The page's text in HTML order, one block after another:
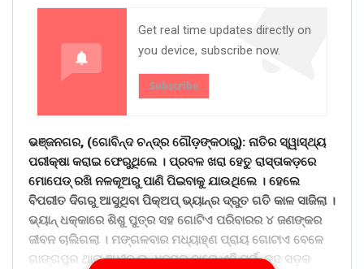
Get real time updates directly on
you device, subscribe now.
Subscribe
ଭଞ୍ଜନଗର, (ଗୋବିନ୍ଦ ଚନ୍ଦ୍ର ଗୌଡ଼ଙ୍କଠାରୁ): ନାତିର ସ୍ୱାସ୍ଥ୍ୟ
ପରୀକ୍ଷା କରାଇ ଫେରୁଥିଲେ । ପ୍ରବଳ ଖରା ହେତୁ ରାସ୍ତାକଡ଼ରେ
ମୋପେଡ୍ ରଖି ନଳକୂଅରୁ ପାଣି ପିଇବାକୁ ଯାଉଥିଲେ । ହେଲେ
ବିପରୀତ ଦିଗରୁ ଆସୁଥିବା ପିକ୍ଅପ୍ ଭ୍ୟାନ୍ର ଦ୍ରୁତ ଗତି କାଳ ସାଜିଲା ।
ଭ୍ୟାନ୍ ଧକ୍କାରେ ଶିଶୁ ପୁତ୍ର ସହ ଗୋଟିଏ ପରିବାରର ୪ ଜଣଙ୍କର
ଜୀବନ ଚାଲିଗଲା । ମଙ୍ଗଳବାର ମଧ୍ୟାହ୍ଣ ପ୍ରାୟ ଗୋଟାଏ ବେଳେ
ଗାଙ୍ଗପୁର ଥାନା ଅଧୀନ ଇନ୍ଧନପୁର ଠାରେ ଏହି ମର୍ମନ୍ତୁଦ ସଡ଼କ